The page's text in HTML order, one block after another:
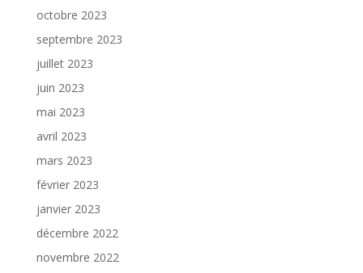
octobre 2023
septembre 2023
juillet 2023
juin 2023
mai 2023
avril 2023
mars 2023
février 2023
janvier 2023
décembre 2022
novembre 2022